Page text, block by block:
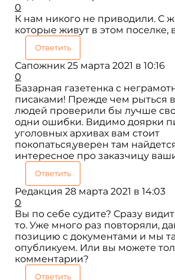
0
К нам никого не приводили. С
которые живут в этом поселке,
Ответить
Сапожник 25 марта 2021 в 10:16
0
Базарная газетенка с
писаками! Прежде чем рыться
людей проверили бы лучше
одни ошибки. Видимо доярки
уголовных архивах вам стоит
покопаться,уверен там
интересное про заказчицу
Ответить
Редакция 28 марта 2021 в 14:03
0
Вы по себе судите? Сразу
то. Уже много раз повторяли,
позицию с документами и мы
опубликуем. Или вы можете
комментарии?
Ответить